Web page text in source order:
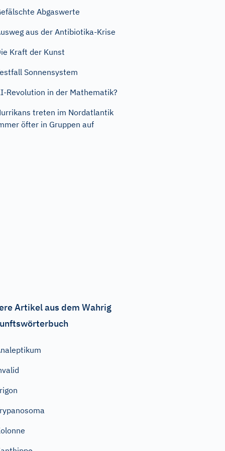
Abgaswerte
aus der Antibiotika-Krise
Kraft der Kunst
Sonnensystem
Revolution in der Mathematik?
treten im Nordatlantik
öfter in Gruppen auf
Artikel aus dem Wahrig